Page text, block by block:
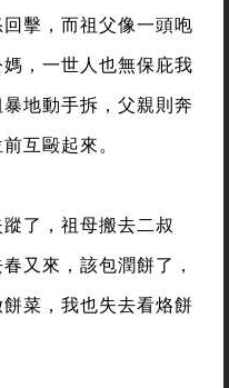
擊，而祖父像一頭咆
，一世人也無保庇我
地動手拆，父親則奔
互毆起來。
了，祖母搬去二叔
又來，該包潤餅了，
菜，我也失去看烙餅